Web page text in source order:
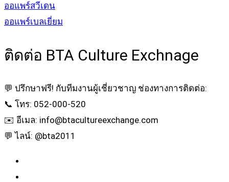
ออแพร์สวีเดน
ออแพร์เบลเยี่ยม
ติดต่อ BTA Culture Exchnage
💬 ปรึกษาฟรี! กับทีมงานผู้เชี่ยวชาญ ช่องทางการติดต่อ:
📞 โทร: 052-000-520
✉️ อีเมล: info@btacultureexchange.com
💬 ไลน์: @bta2011